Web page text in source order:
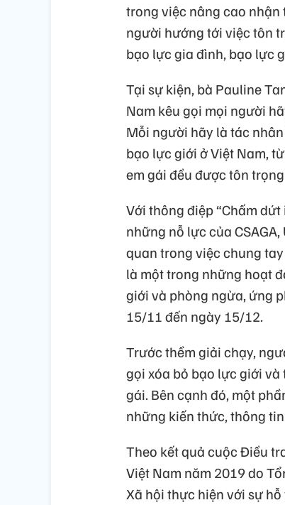
trong việc nâng cao
người hướng tới việc tôn
bạo lực gia đình, bạo lực
Tại sự kiện, bà Pauline
Nam kêu gọi mọi người
Mỗi người hãy là tác
bạo lực giới ở Việt Nam,
em gái đều được tôn
Với thông điệp “Chấm
những nỗ lực của
quan trong việc chung
là một trong những hoạt
giới và phòng ngừa, ứng
15/11 đến ngày 15/12.
Trước thềm giải chạy,
gọi xóa bỏ bạo lực giới và
gái. Bên cạnh đó, một
những kiến thức, thông
Theo kết quả cuộc Điều
Việt Nam năm 2019 do
Xã hội thực hiện với sự